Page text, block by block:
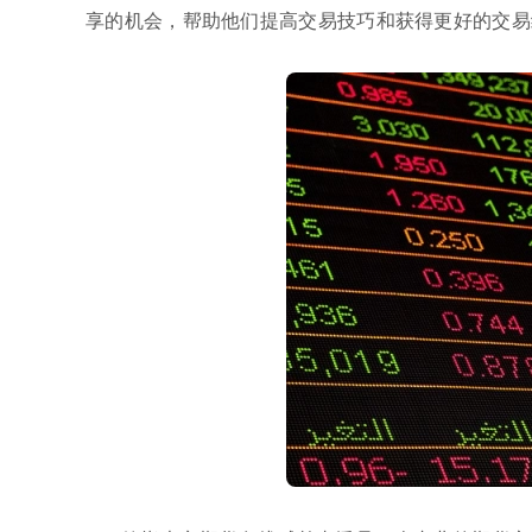
享的机会，帮助他们提高交易技巧和获得更好的交